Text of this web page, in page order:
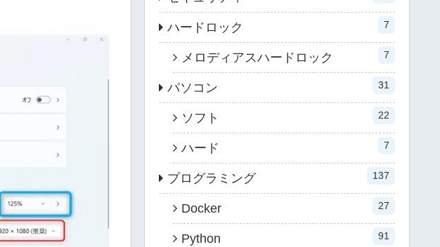
ハードロック 7
メロディアスハードロック 7
パソコン 31
ソフト 22
ハード 7
プログラミング 137
Docker 27
Python 91